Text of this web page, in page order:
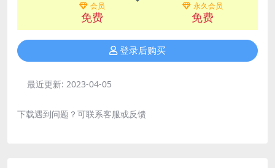
会员
免费
永久会员
免费
登录后购买
最近更新: 2023-04-05
下载遇到问题？可联系客服或反馈